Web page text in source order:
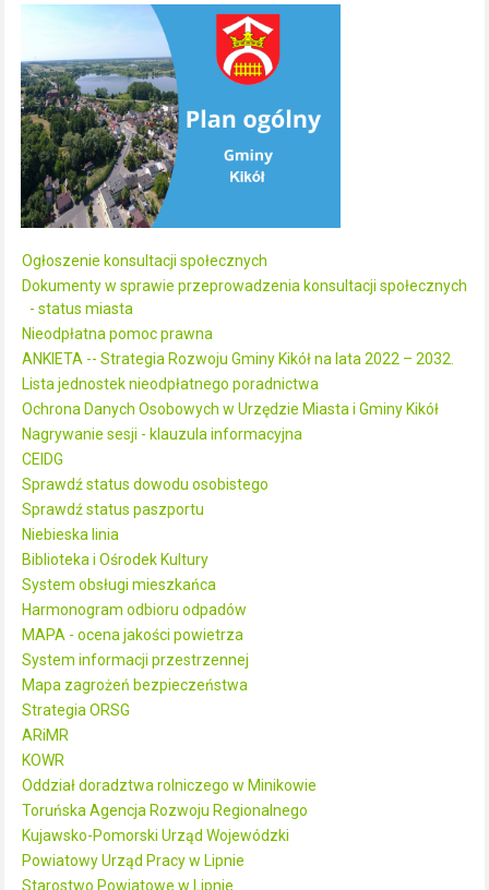
Ogłoszenie konsultacji społecznych
Dokumenty w sprawie przeprowadzenia konsultacji społecznych
- status miasta
Nieodpłatna pomoc prawna
ANKIETA -- Strategia Rozwoju Gminy Kikół na lata 2022 – 2032.
Lista jednostek nieodpłatnego poradnictwa
Ochrona Danych Osobowych w Urzędzie Miasta i Gminy Kikół
Nagrywanie sesji - klauzula informacyjna
CEIDG
Sprawdź status dowodu osobistego
Sprawdź status paszportu
Niebieska linia
Biblioteka i Ośrodek Kultury
System obsługi mieszkańca
Harmonogram odbioru odpadów
MAPA - ocena jakości powietrza
System informacji przestrzennej
Mapa zagrożeń bezpieczeństwa
Strategia ORSG
ARiMR
KOWR
Oddział doradztwa rolniczego w Minikowie
Toruńska Agencja Rozwoju Regionalnego
Kujawsko-Pomorski Urząd Wojewódzki
Powiatowy Urząd Pracy w Lipnie
Starostwo Powiatowe w Lipnie